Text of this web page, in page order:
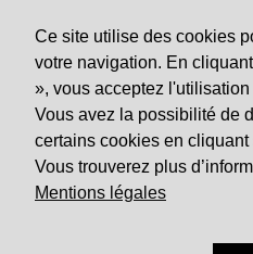
Ce site utilise des cookies
votre navigation. En
», vous acceptez
Vous avez la possibilité de
certains cookies en cliquant
Vous trouverez plus
Mentions légales
DONNÉES
Observatoire
Av. Grand-
1950 Sion
Tél+41 27 603 49 61